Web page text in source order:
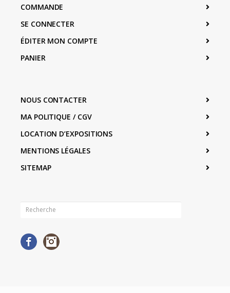
COMMANDE
SE CONNECTER
ÉDITER MON COMPTE
PANIER
NOUS CONTACTER
MA POLITIQUE / CGV
LOCATION D’EXPOSITIONS
MENTIONS LÉGALES
SITEMAP
Facebook